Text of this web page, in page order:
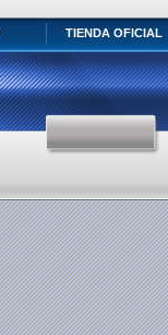
TIENDA OFICIAL